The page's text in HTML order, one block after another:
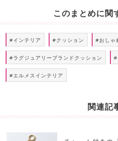
このまとめに関
#インテリア #クッション #おしゃ
#ラグジュアリーブランドクッション #
#エルメスインテリア
関連記